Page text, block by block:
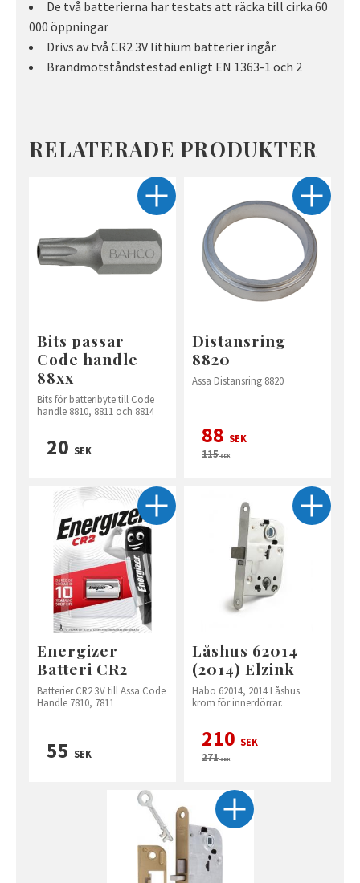
De två batterierna har testats att räcka till cirka 60
000 öppningar
Drivs av två CR2 3V lithium batterier ingår.
Brandmotståndstestad enligt EN 1363-1 och 2
RELATERADE PRODUKTER
Bits passar
Code handle
88xx
Bits för batteribyte till Code
handle 8810, 8811 och 8814
20 SEK
Distansring
8820
Assa Distansring 8820
88 SEK
115SEK
Energizer
Batteri CR2
Batterier CR2 3V till Assa Code
Handle 7810, 7811
55 SEK
Låshus 62014
(2014) Elzink
Habo 62014, 2014 Låshus
krom för innerdörrar.
210 SEK
271SEK